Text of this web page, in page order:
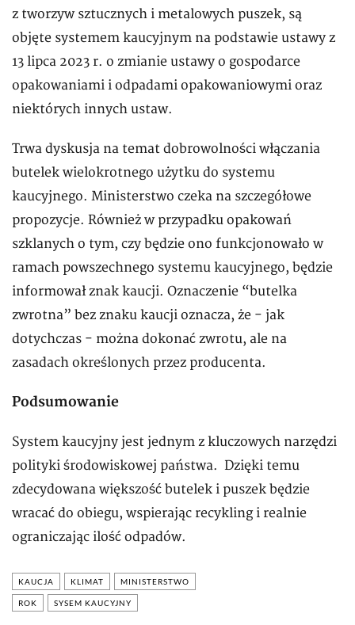
z tworzyw sztucznych i metalowych puszek, są
objęte systemem kaucyjnym na podstawie ustawy z
13 lipca 2023 r. o zmianie ustawy o gospodarce
opakowaniami i odpadami opakowaniowymi oraz
niektórych innych ustaw.
Trwa dyskusja na temat dobrowolności włączania
butelek wielokrotnego użytku do systemu
kaucyjnego. Ministerstwo czeka na szczegółowe
propozycje. Również w przypadku opakowań
szklanych o tym, czy będzie ono funkcjonowało w
ramach powszechnego systemu kaucyjnego, będzie
informował znak kaucji. Oznaczenie “butelka
zwrotna” bez znaku kaucji oznacza, że - jak
dotychczas - można dokonać zwrotu, ale na
zasadach określonych przez producenta.
Podsumowanie
System kaucyjny jest jednym z kluczowych narzędzi
polityki środowiskowej państwa. Dzięki temu
zdecydowana większość butelek i puszek będzie
wracać do obiegu, wspierając recykling i realnie
ograniczając ilość odpadów.
KAUCJA KLIMAT MINISTERSTWO
ROK SYSEM KAUCYJNY